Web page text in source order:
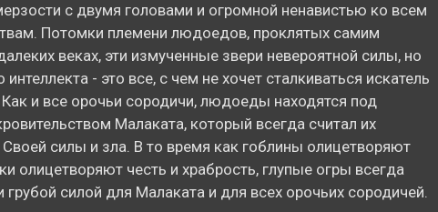
с двумя головами и огромной ненавистью ко всем
Потомки племени людоедов, проклятых самим
веках, эти измученные звери невероятной силы, но
интеллекта - это все, с чем не хочет сталкиваться искатель
и все орочьи сородичи, людоеды находятся под
Малаката, который всегда считал их
силы и зла. В то время как гоблины олицетворяют
олицетворяют честь и храбрость, глупые огры всегда
силой для Малаката и для всех орочьих сородичей.